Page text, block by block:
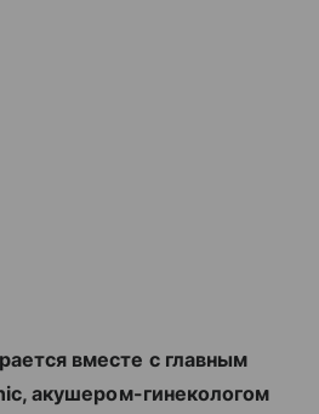
вместе с главным
акушером-гинекологом